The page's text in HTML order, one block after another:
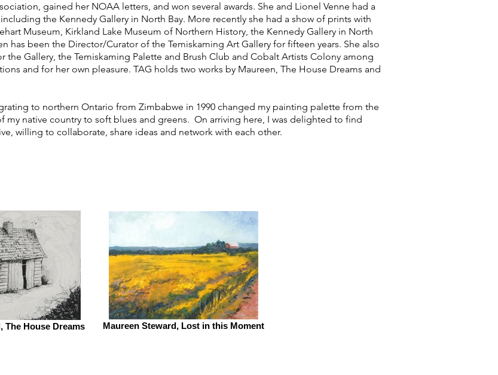
gained her NOAA letters, and won several awards. She and Lionel Venne had a
the Kennedy Gallery in North Bay. More recently she had a show of prints with
Museum, Kirkland Lake Museum of Northern History, the Kennedy Gallery in North
has been the Director/Curator of the Temiskaming Art Gallery for fifteen years. She also
the Gallery, the Temiskaming Palette and Brush Club and Cobalt Artists Colony among
and for her own pleasure. TAG holds two works by Maureen, The House Dreams and
to northern Ontario from Zimbabwe in 1990 changed my painting palette from the
my native country to soft blues and greens. On arriving here, I was delighted to find
willing to collaborate, share ideas and network with each other.
The House Dreams Maureen Steward, Lost in this Moment